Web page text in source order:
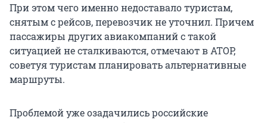
При этом чего именно недоставало туристам,
снятым с рейсов, перевозчик не уточнил. Причем
пассажиры других авиакомпаний с такой
ситуацией не сталкиваются, отмечают в АТОР,
советуя туристам планировать альтернативные
маршруты.
Проблемой уже озадачились российские